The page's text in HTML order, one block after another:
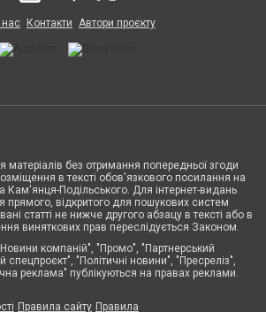
нас Контакти Автори проєкту
матеріалів без отримання попередньої згоди
в тексті обов'язкового посилання на
Кам'янця-Подільського. Для інтернет-видань
прямого, відкритого для пошукових систем
статті не нижче другого абзацу в тексті або в
виняткових прав переслідується Законом.
компаній", "Промо", "Партнерський
спецпроєкт", "Політичні новини", "Пресреліз",
реклама" публікуються на правах реклами.
Правила сайту Правила